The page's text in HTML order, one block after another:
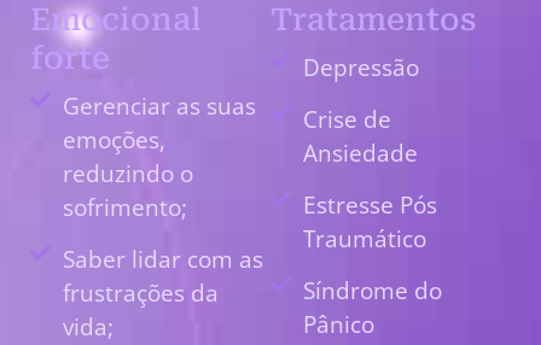
Emocional
forte
Gerenciar as suas
emoções,
reduzindo o
sofrimento;
Saber lidar com as
frustrações da
vida;
Tratamentos
Depressão
Crise de
Ansiedade
Estresse Pós
Traumático
Síndrome do
Pânico